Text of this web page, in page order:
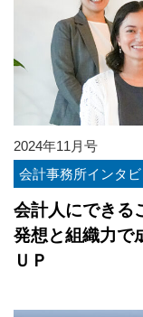
2024年11月号
会計事務所インタ
会計人にでき
発想と組織力で
ＵＰ